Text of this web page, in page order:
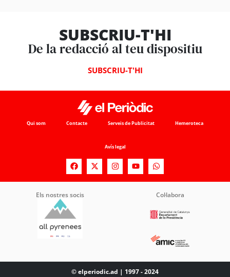
SUBSCRIU-T'HI
De la redacció al teu dispositiu
SUBSCRIU-T'HI
Qui som Contacte Serveis de Publicitat Hemeroteca
Avís legal
Els nostres socis Col·labora
© elperiodic.ad | 1997 - 2024